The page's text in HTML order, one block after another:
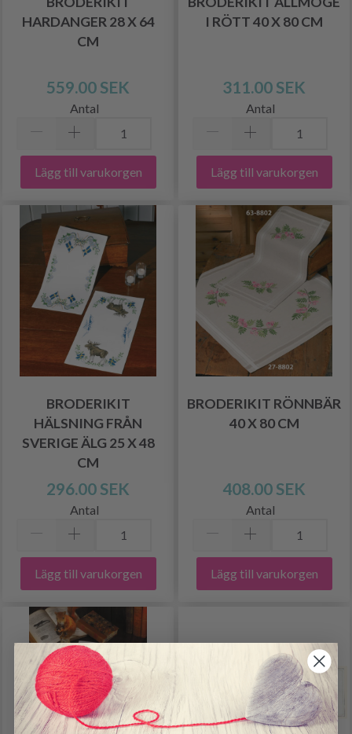
HARDANGER 28 X 64
CM
559.00 SEK
Antal
Lägg till varukorgen
I RÖTT 40 X 80 CM
311.00 SEK
Antal
Lägg till varukorgen
BRODERIKIT
HÄLSNING FRÅN
SVERIGE ÄLG 25 X 48
CM
296.00 SEK
Antal
Lägg till varukorgen
BRODERIKIT RÖNNBÄR
40 X 80 CM
408.00 SEK
Antal
Lägg till varukorgen